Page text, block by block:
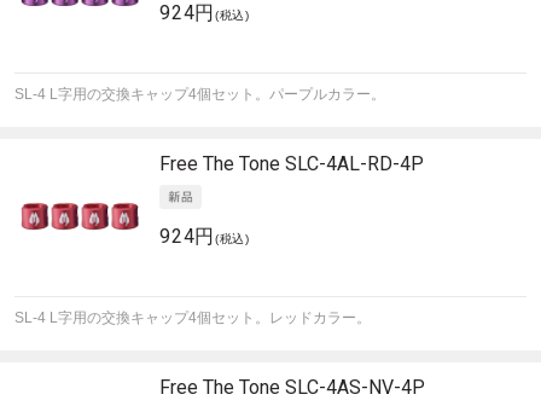
924円(税込)
SL-4 L字用の交換キャップ4個セット。パープルカラー。
Free The Tone SLC-4AL-RD-4P
924円(税込)
SL-4 L字用の交換キャップ4個セット。レッドカラー。
Free The Tone SLC-4AS-NV-4P